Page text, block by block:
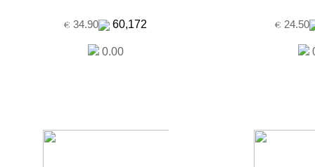
34.90 60,172
0.00
24.50